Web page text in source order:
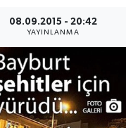
08.09.2015 - 20:42
YAYINLANMA
Haber Arşivi